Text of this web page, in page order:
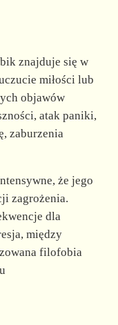
znajduje się w
miłości lub
objawów
atak paniki,
zaburzenia
że jego
zagrożenia.
dla
między
filofobia